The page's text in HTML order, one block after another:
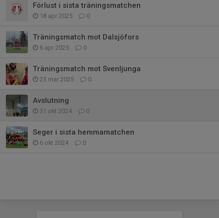
Förlust i sista träningsmatchen
18 apr 2025 0
Träningsmatch mot Dalsjöfors
6 apr 2025 0
Träningsmatch mot Svenljunga
23 mar 2025 0
Avslutning
31 okt 2024 0
Seger i sista hemmamatchen
6 okt 2024 0